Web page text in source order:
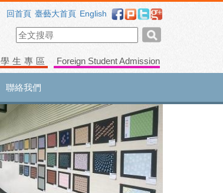
回首頁 臺藝大首頁 English
學生專區 Foreign Student Admission
聯絡我們